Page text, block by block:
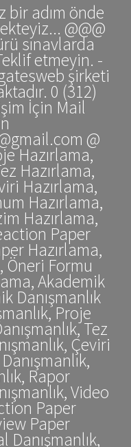
bir adım önde
@@@
sınavlarda
etmeyin. -
şirketi
0 (312)
İçin Mail
@
Hazırlama,
Hazırlama,
Hazırlama,
Hazırlama,
Hazırlama,
Paper
Hazırlama,
Öneri Formu
Akademik
Danışmanlık
Proje
Tez
Çeviri
Rapor
Video
Paper
Paper
Danışmanlık,